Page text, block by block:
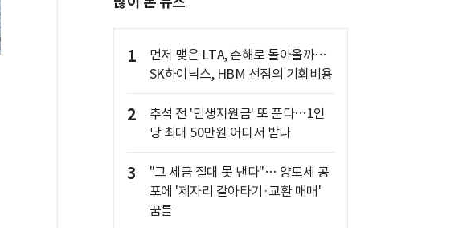
1
먼저 맺은 LTA, 손해로 돌아올까…
SK하이닉스, HBM 선점의 기회비용
2
추석 전 '민생지원금' 또 푼다…1인
당 최대 50만원 어디서 받나
3
"그 세금 절대 못 낸다"… 양도세 공
포에 '제자리 갈아타기·교환 매매'
꿈틀